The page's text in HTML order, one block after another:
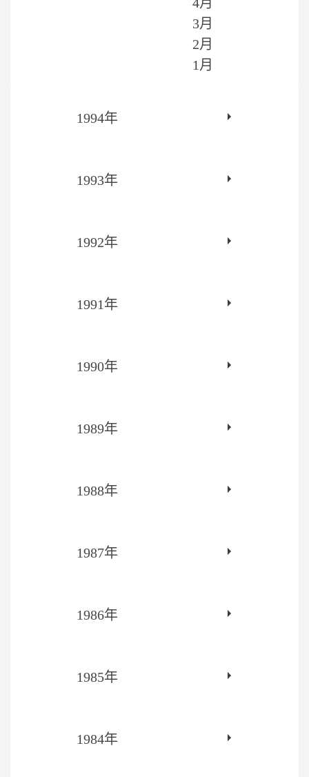
3月
2月
1月
1994年
1993年
1992年
1991年
1990年
1989年
1988年
1987年
1986年
1985年
1984年